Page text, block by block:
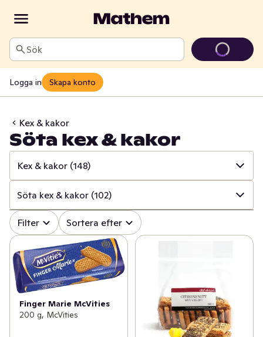
Sök
Logga in Skapa konto
Kex & kakor
Söta kex & kakor
Kex & kakor (148)
✓ Alla (615)
✓ Matbröd (153)
Knäckebröd & skorpor (104)
✓ Kex & kakor (148)
✓ Kaffebröd & tårtor
✓ Korv- & hamburgerbröd
Söta kex & kakor (102)
✓ Alla (148)
Söta kex & kakor (102)
✓ Matkex (46)
Filter Sortera efter
Finger Marie McVities
200 g, McVities